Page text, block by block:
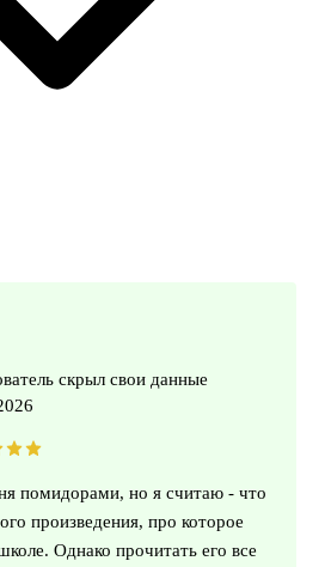
скрыл свои данные
помидорами, но я считаю - что
произведения, про которое
Однако прочитать его все